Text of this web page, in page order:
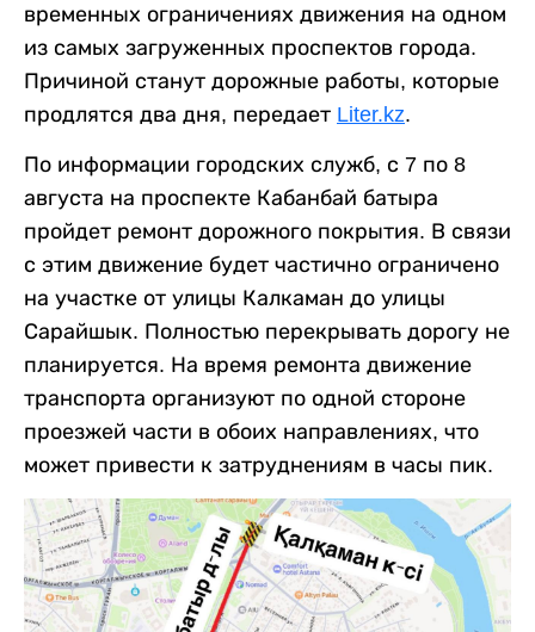
временных ограничениях движения на одном
из самых загруженных проспектов города.
Причиной станут дорожные работы, которые
продлятся два дня, передает Liter.kz.
По информации городских служб, с 7 по 8
августа на проспекте Кабанбай батыра
пройдет ремонт дорожного покрытия. В связи
с этим движение будет частично ограничено
на участке от улицы Калкаман до улицы
Сарайшык. Полностью перекрывать дорогу не
планируется. На время ремонта движение
транспорта организуют по одной стороне
проезжей части в обоих направлениях, что
может привести к затруднениям в часы пик.